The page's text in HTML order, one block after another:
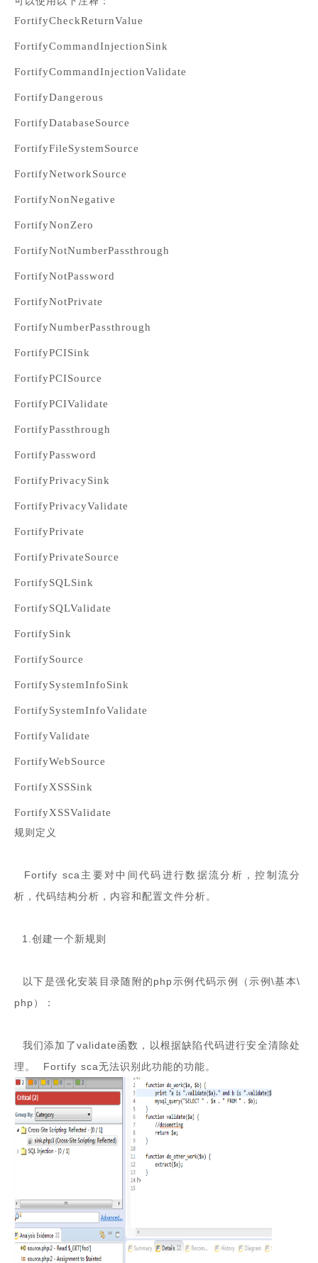
FortifyCheckReturnValue
FortifyCommandInjectionSink
FortifyCommandInjectionValidate
FortifyDangerous
FortifyDatabaseSource
FortifyFileSystemSource
FortifyNetworkSource
FortifyNonNegative
FortifyNonZero
FortifyNotNumberPassthrough
FortifyNotPassword
FortifyNotPrivate
FortifyNumberPassthrough
FortifyPCISink
FortifyPCISource
FortifyPCIValidate
FortifyPassthrough
FortifyPassword
FortifyPrivacySink
FortifyPrivacyValidate
FortifyPrivate
FortifyPrivateSource
FortifySQLSink
FortifySQLValidate
FortifySink
FortifySource
FortifySystemInfoSink
FortifySystemInfoValidate
FortifyValidate
FortifyWebSource
FortifyXSSSink
FortifyXSSValidate
规则定义
Fortify sca主要对中间代码进行数据流分析，控制流分
析，代码结构分析，内容和配置文件分析。
1.创建一个新规则
以下是强化安装目录随附的php示例代码示例（示例\基本\
php）：
我们添加了validate函数，以根据缺陷代码进行安全清除处
理。 Fortify sca无法识别此功能的功能。